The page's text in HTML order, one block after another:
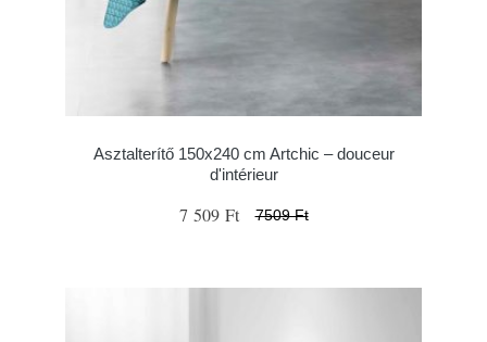
Asztalterítő 150x240 cm Artchic – douceur
d'intérieur
7 509 Ft 7509 Ft